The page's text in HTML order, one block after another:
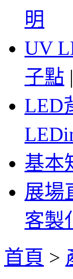
明
UV
子點 |
LED
基本
展場
客製
首頁 >